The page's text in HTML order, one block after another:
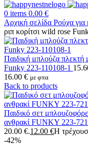
0 items 0.00 €
Αρχική σελίδα Ρούχα για
ριπ κορίτσι wild rose
Παιδική μπλούζα πλεκτή
Funky 223-110108-1
16.00 € με φπα
Back to products
Παιδικό σετ
ανθρακί FUNKY 223-
20.00 €.12.00 €Η
-42%